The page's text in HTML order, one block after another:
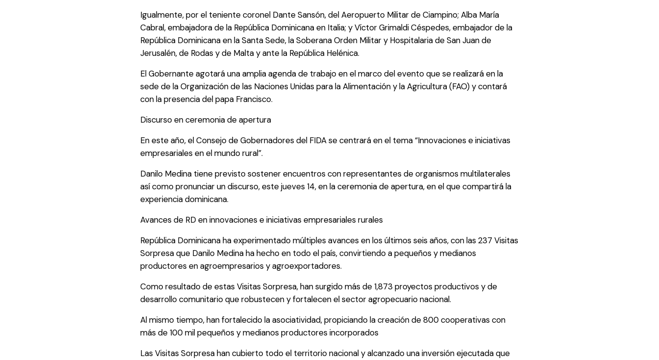
Igualmente, por el teniente coronel Dante Sansón, del Aeropuerto Militar de Ciampino; Alba María
Cabral, embajadora de la República Dominicana en Italia; y Víctor Grimaldi Céspedes, embajador de la
República Dominicana en la Santa Sede, la Soberana Orden Militar y Hospitalaria de San Juan de
Jerusalén, de Rodas y de Malta y ante la República Helénica.
El Gobernante agotará una amplia agenda de trabajo en el marco del evento que se realizará en la
sede de la Organización de las Naciones Unidas para la Alimentación y la Agricultura (FAO) y contará
con la presencia del papa Francisco.
Discurso en ceremonia de apertura
En este año, el Consejo de Gobernadores del FIDA se centrará en el tema “Innovaciones e iniciativas
empresariales en el mundo rural”.
Danilo Medina tiene previsto sostener encuentros con representantes de organismos multilaterales
así como pronunciar un discurso, este jueves 14, en la ceremonia de apertura, en el que compartirá la
experiencia dominicana.
Avances de RD en innovaciones e iniciativas empresariales rurales
República Dominicana ha experimentado múltiples avances en los últimos seis años, con las 237 Visitas
Sorpresa que Danilo Medina ha hecho en todo el país, convirtiendo a pequeños y medianos
productores en agroempresarios y agroexportadores.
Como resultado de estas Visitas Sorpresa, han surgido más de 1,873 proyectos productivos y de
desarrollo comunitario que robustecen y fortalecen el sector agropecuario nacional.
Al mismo tiempo, han fortalecido la asociatividad, propiciando la creación de 800 cooperativas con
más de 100 mil pequeños y medianos productores incorporados
Las Visitas Sorpresa han cubierto todo el territorio nacional y alcanzado una inversión ejecutada que